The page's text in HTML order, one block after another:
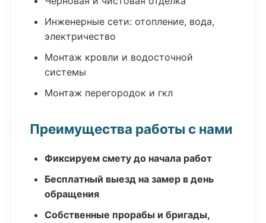
Инженерные сети: отопление, вода,
электричество
Монтаж кровли и водосточной
системы
Монтаж перегородок и гкл
Преимущества работы с нами
Фиксируем смету до начала работ
Бесплатный выезд на замер в день
обращения
Собственные прорабы и бригады,